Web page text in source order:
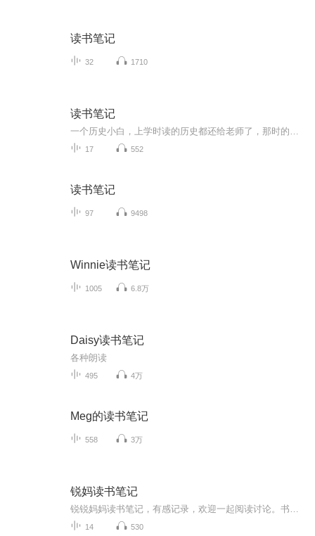
读书笔记
32 1710
读书笔记
17 552
读书笔记
97 9498
Winnie读书笔记
1005 6.8万
Daisy读书笔记
各种朗读
495 4万
Meg的读书笔记
558 3万
锐妈读书笔记
14 530